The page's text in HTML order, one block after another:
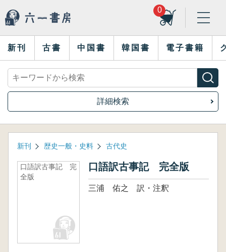
0
新刊 古書 中国書 韓国書 電子書籍
詳細検索
新刊 歴史一般・史料 古代史
口語訳古事記 完
全版
口語訳古事記 完全版
三浦 佑之 訳・注釈